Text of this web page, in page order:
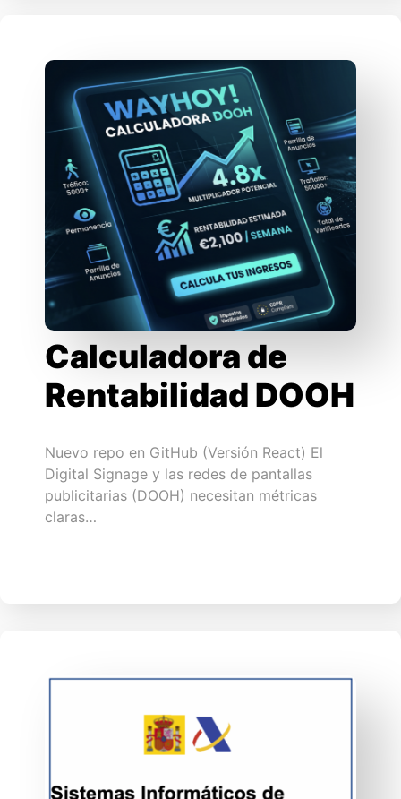
Calculadora de
Rentabilidad DOOH
Nuevo repo en GitHub (Versión React) El
Digital Signage y las redes de pantallas
publicitarias (DOOH) necesitan métricas
claras…